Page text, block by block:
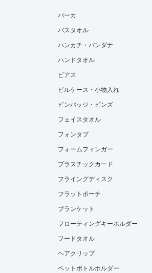
パーカ
バスタオル
ハンカチ・バンダナ
ハンドタオル
ピアス
ピルケース・小物入れ
ピンバッジ・ピンズ
フェイスタオル
フォンタブ
フォームフィンガー
プラスチックカード
フライングディスク
フラットポーチ
ブランケット
フローティングキーホルダー
フードタオル
ヘアクリップ
ペットボトルホルダー